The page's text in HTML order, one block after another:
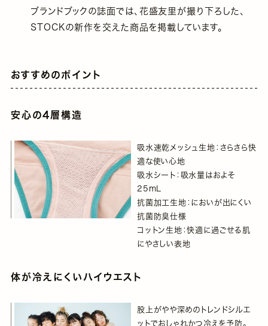
ブランドブックの誌面では、花盛友里が撮り下ろした、
STOCKの新作を交えた商品を掲載しています。
おすすめのポイント
安心の4層構造
吸水速乾メッシュ生地：さらさら快
適な使い心地
吸水シート：吸水量はおよそ
25mL
抗菌加工生地：においが出にくい
抗菌防臭仕様
コットン生地：快適に過ごせる肌
にやさしい表地
体が冷えにくいハイウエスト
股上がやや深めのトレンドシルエ
ットでおしゃれかつ冷えを予防。